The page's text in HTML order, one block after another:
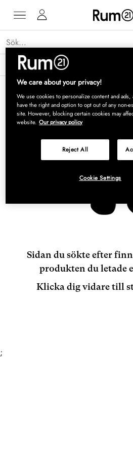
Få 15 % rabatt på Grythyttan
Sidan du sökte efter
produkten du letade
Klicka dig vidare till
;
We care about your privacy!
We use cookies to personalize content and ads,
have the right and option to opt out of any non-
site. However, blocking certain cookies may
website. Our privacy policy
Reject All
Cookie Settings